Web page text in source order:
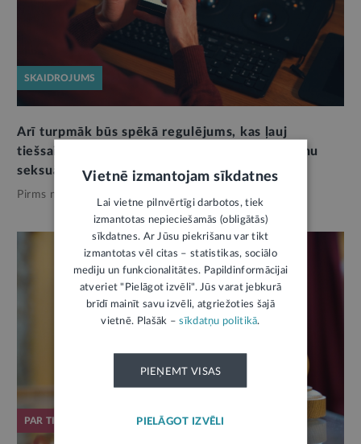
SKAIDROJUMS
Arī turpmāk būs spēkā regulējums, kas ļauj
tiešsaistes platformām brīvprātīgi meklēt bērnu
seksuālās izmantošanas materiālus
Pirms nedēļas,
PAR TIESLIETU SISTĒMU
Vietnē izmantojam sīkdatnes
Lai vietne pilnvērtīgi darbotos, tiek
izmantotas nepieciešamās (obligātās)
sīkdatnes. Ar Jūsu piekrišanu var tikt
izmantotas vēl citas – statistikas, sociālo
mediju un funkcionalitātes. Papildinformācijai
atveriet "Pielāgot izvēli". Jūs varat jebkurā
brīdī mainīt savu izvēli, atgriežoties šajā
vietnē. Plašāk –sīkdatņu politikā.
PIEŅEMT VISAS
PIELĀGOT IZVĒLI